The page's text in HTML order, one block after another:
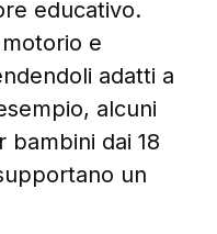
educativo.
e
adatti a
alcuni
bambini dai 18
un